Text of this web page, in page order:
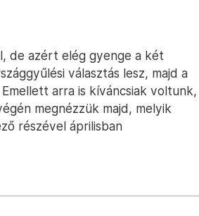
de azért elég gyenge a két
választás lesz, majd a
arra is kíváncsiak voltunk,
megnézzük majd, melyik
részével áprilisban